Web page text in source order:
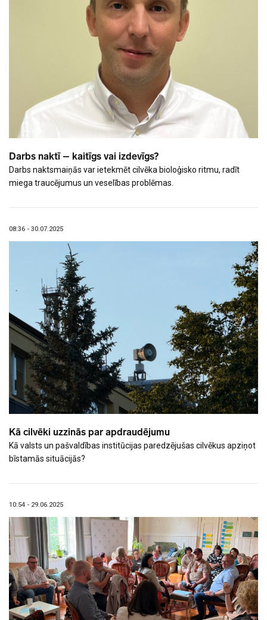
Darbs naktī – kaitīgs vai izdevīgs?
Darbs naktsmaiņās var ietekmēt cilvēka bioloģisko ritmu, radīt
miega traucējumus un veselības problēmas.
Kā cilvēki uzzinās par apdraudējumu
Kā valsts un pašvaldības institūcijas paredzējušas cilvēkus apziņot
bīstamās situācijās?
08:36 - 30.07.2025
10:54 - 29.06.2025